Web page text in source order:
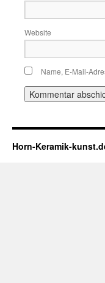
Website
Name, E-Mail-
Horn-Keramik-